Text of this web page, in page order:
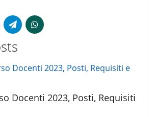
Docenti 2023, Posti, Requisiti